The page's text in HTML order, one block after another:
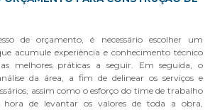
de orçamento, é necessário escolher um
acumule experiência e conhecimento técnico
melhores práticas a seguir. Em seguida, o
da área, a fim de delinear os serviços e
assim como o esforço do time de trabalho
hora de levantar os valores de toda a obra,